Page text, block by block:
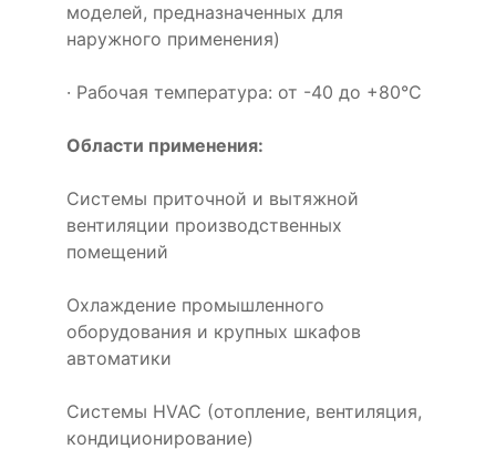
моделей, предназначенных для
наружного применения)
· Рабочая температура: от -40 до +80°C
Области применения:
Системы приточной и вытяжной
вентиляции производственных
помещений
Охлаждение промышленного
оборудования и крупных шкафов
автоматики
Системы HVAC (отопление, вентиляция,
кондиционирование)